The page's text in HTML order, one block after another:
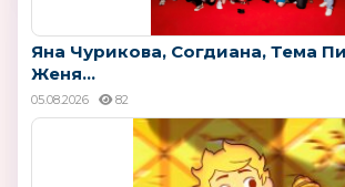
Яна Чурикова, Согдиана, Тема
Женя...
05.08.2026 82